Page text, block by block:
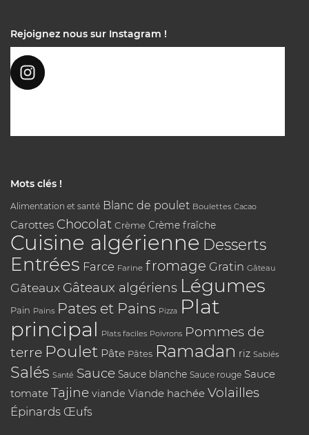
Rejoignez nous sur Instagram !
Mots clés !
Alimentation et santé Blanc de poulet Boulettes Cacao
Carottes Chocolat Crème Crème fraîche
Cuisine algérienne Desserts
Entrées Farce Farine fromage Gratin Gâteau
Gâteaux Gâteaux algériens Légumes
Pain Pains Pates et Pains Pizza Plat
principal Plats faciles Poivrons Pommes de
terre Poulet Pâte Pâtes Ramadan riz Sablés
Salés Santé Sauce Sauce blanche Sauce rouge Sauce
tomate Tajine viande Viande hachée Volailles
Épinards Œufs